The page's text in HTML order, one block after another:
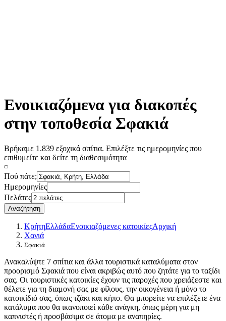
Ενοικιαζόμενα για διακοπές
στην τοποθεσία Σφακιά
Βρήκαμε 1.839 εξοχικά σπίτια. Επιλέξτε τις ημερομηνίες που
επιθυμείτε και δείτε τη διαθεσιμότητα
Πού πάτε;
Ημερομηνίες
Πελάτες
Αναζήτηση
ΚρήτηΕλλάδαΕνοικιαζόμενες κατοικίεςΑρχική
Χανιά
Σφακιά
Ανακαλύψτε 7 σπίτια και άλλα τουριστικά καταλύματα στον
προορισμό Σφακιά που είναι ακριβώς αυτό που ζητάτε για το ταξίδι
σας. Οι τουριστικές κατοικίες έχουν τις παροχές που χρειάζεστε και
θέλετε για τη διαμονή σας με φίλους, την οικογένεια ή μόνο το
κατοικίδιό σας, όπως τζάκι και κήπο. Θα μπορείτε να επιλέξετε ένα
κατάλυμα που θα ικανοποιεί κάθε ανάγκη, όπως μέρη για μη
καπνιστές ή προσβάσιμα σε άτομα με αναπηρίες.